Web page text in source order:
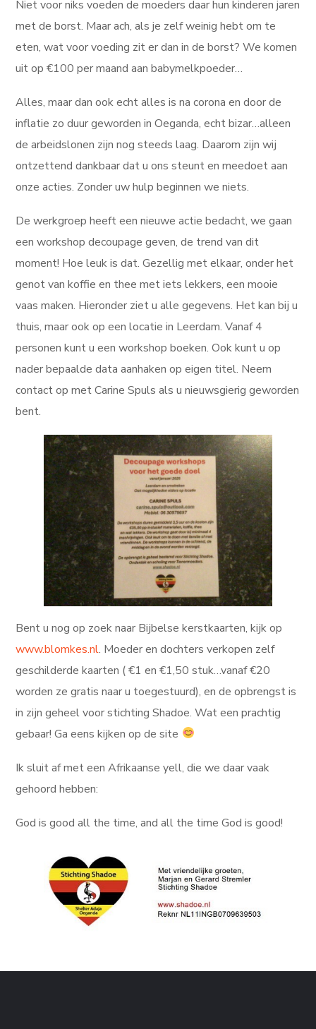
Niet voor niks voeden de moeders daar hun kinderen jaren
met de borst. Maar ach, als je zelf weinig hebt om te
eten, wat voor voeding zit er dan in de borst? We komen
uit op €100 per maand aan babymelkpoeder…
Alles, maar dan ook echt alles is na corona en door de
inflatie zo duur geworden in Oeganda, echt bizar…alleen
de arbeidslonen zijn nog steeds laag. Daarom zijn wij
ontzettend dankbaar dat u ons steunt en meedoet aan
onze acties. Zonder uw hulp beginnen we niets.
De werkgroep heeft een nieuwe actie bedacht, we gaan
een workshop decoupage geven, de trend van dit
moment! Hoe leuk is dat. Gezellig met elkaar, onder het
genot van koffie en thee met iets lekkers, een mooie
vaas maken. Hieronder ziet u alle gegevens. Het kan bij u
thuis, maar ook op een locatie in Leerdam. Vanaf 4
personen kunt u een workshop boeken. Ook kunt u op
nader bepaalde data aanhaken op eigen titel. Neem
contact op met Carine Spuls als u nieuwsgierig geworden
bent.
Bent u nog op zoek naar Bijbelse kerstkaarten, kijk op
www.blomkes.nl. Moeder en dochters verkopen zelf
geschilderde kaarten ( €1 en €1,50 stuk…vanaf €20
worden ze gratis naar u toegestuurd), en de opbrengst is
in zijn geheel voor stichting Shadoe. Wat een prachtig
gebaar! Ga eens kijken op de site
Ik sluit af met een Afrikaanse yell, die we daar vaak
gehoord hebben:
God is good all the time, and all the time God is good!